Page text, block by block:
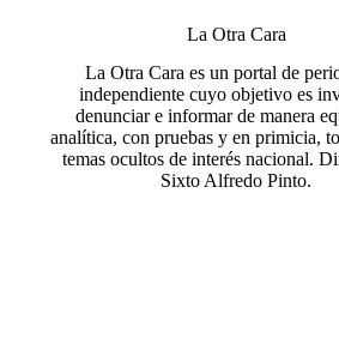
La Otra Cara
La Otra Cara es un portal de
independiente cuyo objetivo es
denunciar e informar de manera
analítica, con pruebas y en primicia,
temas ocultos de interés nacional.
Sixto Alfredo Pinto.